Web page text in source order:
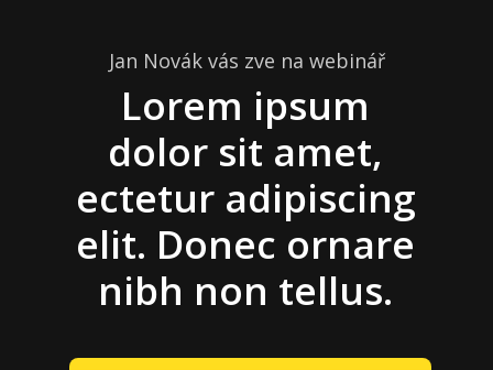
Jan Novák vás zve na webinář
Lorem ipsum
dolor sit amet,
ectetur adipiscing
elit. Donec ornare
nibh non tellus.